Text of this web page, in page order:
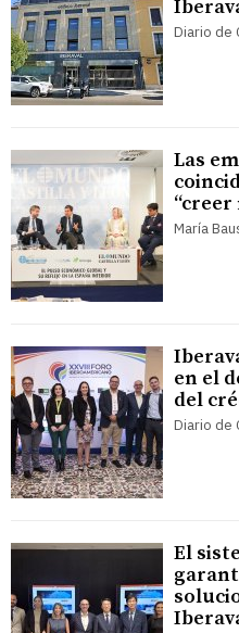
Diario de
Las
“creer
María
en el
del
Diario de
El